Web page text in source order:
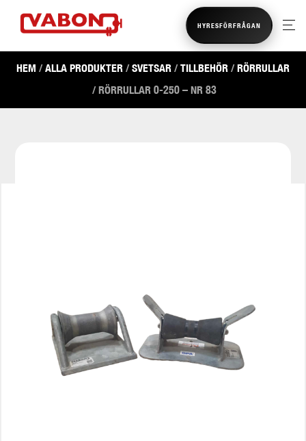
HYRESFÖRFRÅGAN
HEM /ALLA PRODUKTER /SVETSAR /TILLBEHÖR /RÖRRULLAR
/ RÖRRULLAR 0-250 – NR 83